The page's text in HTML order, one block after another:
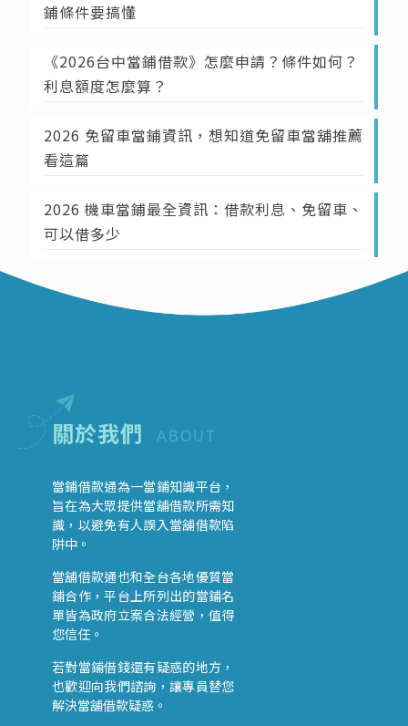
鋪條件要搞懂
《2026台中當鋪借款》怎麼申請？條件如何？
利息額度怎麼算？
2026 免留車當鋪資訊，想知道免留車當舖推薦
看這篇
2026 機車當鋪最全資訊：借款利息、免留車、
可以借多少
關於我們 ABOUT
當鋪借款通為一當鋪知識平台，
旨在為大眾提供當舖借款所需知
識，以避免有人誤入當舖借款陷
阱中。
當舖借款通也和全台各地優質當
鋪合作，平台上所列出的當鋪名
單皆為政府立案合法經營，值得
您信任。
若對當鋪借錢還有疑惑的地方，
也歡迎向我們諮詢，讓專員替您
解決當舖借款疑惑。